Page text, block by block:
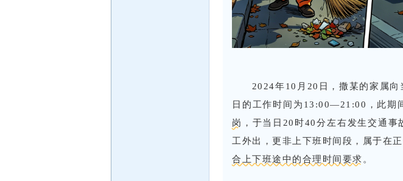
2024年10月20日，撒某的家属
日的工作时间为13:00—21:00，此期
岗 ，于当日20时40分左右发生交通
工外出，更非上下班时间段，属于在
合上下班途中的合理时间要求 。